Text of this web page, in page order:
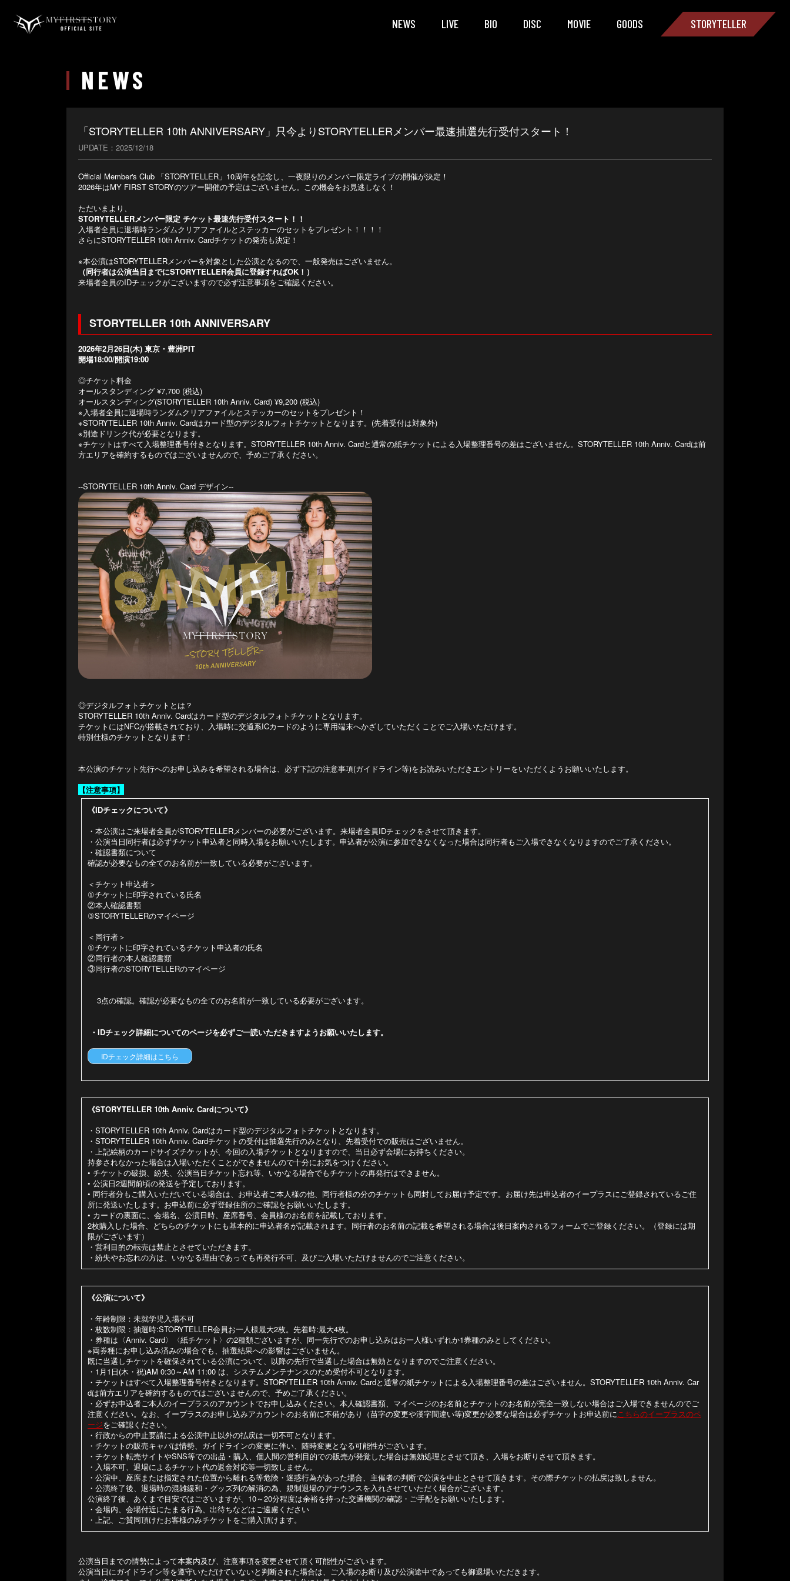
STORYTELLER
NEWS LIVE BIO DISC MOVIE GOODS
NEWS
「STORYTELLER 10th ANNIVERSARY」只今よりSTORYTELLERメンバー最速抽選先⾏受付スタート！
UPDATE 2025/12/18
Official Member's Club 「STORYTELLER」10周年を記念し、一夜限りのメンバー限定ライブの開催が決定！
2026年はMY FIRST STORYのツアー開催の予定はございません。この機会をお見逃しなく！
ただいまより、
STORYTELLERメンバー限定 チケット最速先行受付スタート！！
入場者全員に退場時ランダムクリアファイルとステッカーのセットをプレゼント！！！！
さらにSTORYTELLER 10th Anniv. Cardチケットの発売も決定！
※本公演はSTORYTELLERメンバーを対象とした公演となるので、一般発売はございません。
（同行者は公演当日までにSTORYTELLER会員に登録すればOK！）
来場者全員のIDチェックがございますので必ず注意事項をご確認ください。
STORYTELLER 10th ANNIVERSARY
2026年2月26日(木) 東京・豊洲PIT
開場18:00/開演19:00
◎チケット料金
オールスタンディング ¥7,700 (税込)
オールスタンディング(STORYTELLER 10th Anniv. Card) ¥9,200 (税込)
※入場者全員に退場時ランダムクリアファイルとステッカーのセットをプレゼント！
※STORYTELLER 10th Anniv. Cardはカード型のデジタルフォトチケットとなります。(先着受付は対象外)
※別途ドリンク代が必要となります。
※チケットはすべて入場整理番号付きとなります。STORYTELLER 10th Anniv. Cardと通常の紙チケットによる入場整理番号の差はございません。STORYTELLER 10th Anniv. Cardは前
方エリアを確約するものではございませんので、予めご了承ください。
--STORYTELLER 10th Anniv. Card デザイン--
◎デジタルフォトチケットとは？
STORYTELLER 10th Anniv. Cardはカード型のデジタルフォトチケットとなります。
チケットにはNFCが搭載されており、入場時に交通系ICカードのように専用端末へかざしていただくことでご入場いただけます。
特別仕様のチケットとなります！
本公演のチケット先行へのお申し込みを希望される場合は、必ず下記の注意事項(ガイドライン等)をお読みいただきエントリーをいただくようお願いいたします。
【注意事項】
《IDチェックについて》
・本公演はご来場者全員がSTORYTELLERメンバーの必要がございます。来場者全員IDチェックをさせて頂きます。
・公演当日同行者は必ずチケット申込者と同時入場をお願いいたします。申込者が公演に参加できなくなった場合は同行者もご入場できなくなりますのでご了承ください。
・確認書類について
確認が必要なもの全てのお名前が一致している必要がございます。
＜チケット申込者＞
①チケットに印字されている氏名
②本人確認書類
③STORYTELLERのマイページ
＜同行者＞
①チケットに印字されているチケット申込者の氏名
②同行者の本人確認書類
③同行者のSTORYTELLERのマイページ
3点の確認。確認が必要なもの全てのお名前が一致している必要がございます。
・IDチェック詳細についてのページを必ずご一読いただきますようお願いいたします。
IDチェック詳細はこちら
《STORYTELLER 10th Anniv. Cardについて》
・STORYTELLER 10th Anniv. Cardはカード型のデジタルフォトチケットとなります。
・STORYTELLER 10th Anniv. Cardチケットの受付は抽選先行のみとなり、先着受付での販売はございません。
・上記絵柄のカードサイズチケットが、今回の入場チケットとなりますので、当日必ず会場にお持ちください。
持参されなかった場合は入場いただくことができませんので十分にお気をつけください。
• チケットの破損、紛失、公演当日チケット忘れ等、いかなる場合でもチケットの再発行はできません。
• 公演日2週間前頃の発送を予定しております。
• 同行者分もご購入いただいている場合は、お申込者ご本人様の他、同行者様の分のチケットも同封してお届け予定です。お届け先は申込者のイープラスにご登録されているご住
所に発送いたします。お申込前に必ず登録住所のご確認をお願いいたします。
• カードの裏面に、会場名、公演日時、座席番号、会員様のお名前を記載しております。
2枚購入した場合、どちらのチケットにも基本的に申込者名が記載されます。同行者のお名前の記載を希望される場合は後日案内されるフォームでご登録ください。（登録には期
限がございます）
・営利目的の転売は禁止とさせていただきます。
・紛失やお忘れの方は、いかなる理由であっても再発行不可、及びご入場いただけませんのでご注意ください。
《公演について》
・年齢制限：未就学児⼊場不可
・枚数制限：抽選時:STORYTELLER会員お一人様最大2枚。先着時:最大4枚。
・券種は〈Anniv. Card〉〈紙チケット〉の2種類ございますが、同一先行でのお申し込みはお一人様いずれか1券種のみとしてください。
※両券種にお申し込み済みの場合でも、抽選結果への影響はございません。
既に当選しチケットを確保されている公演について、以降の先行で当選した場合は無効となりますのでご注意ください。
・1月1日(木・祝)AM 0:30～AM 11:00 は、システムメンテナンスのため受付不可となります。
・チケットはすべて入場整理番号付きとなります。STORYTELLER 10th Anniv. Cardと通常の紙チケットによる入場整理番号の差はございません。STORYTELLER 10th Anniv. Car
dは前方エリアを確約するものではございませんので、予めご了承ください。
・必ずお申込者ご本人のイープラスのアカウントでお申し込みください。本人確認書類、マイページのお名前とチケットのお名前が完全一致しない場合はご入場できませんのでご
注意ください。なお、イープラスのお申し込みアカウントのお名前に不備があり（苗字の変更や漢字間違い等)変更が必要な場合は必ずチケットお申込前に こちらのイープラスのペ
ージをご確認ください。
・行政からの中止要請による公演中止以外の払戻は一切不可となります。
・チケットの販売キャパは情勢、ガイドラインの変更に伴い、随時変更となる可能性がございます。
・チケット転売サイトやSNS等での出品・購⼊、個人間の営利目的での販売が発覚した場合は無効処理とさせて頂き、⼊場をお断りさせて頂きます。
・入場不可、退場によるチケット代の返金対応等一切致しません。
・公演中、座席または指定された位置から離れる等危険・迷惑行為があった場合、主催者の判断で公演を中止とさせて頂きます。その際チケットの払戻は致しません。
・公演終了後、退場時の混雑緩和・グッズ列の解消の為、規制退場のアナウンスを入れさせていただく場合がございます。
公演終了後、あくまで目安ではございますが、10～20分程度は余裕を持った交通機関の確認・ご手配をお願いいたします。
・会場内、会場付近にたまる行為、出待ちなどはご遠慮ください
・上記、ご賛同頂けたお客様のみチケットをご購入頂けます。
公演当日までの情勢によって本案内及び、注意事項を変更させて頂く可能性がございます。
公演当日にガイドライン等を遵守いただけていないと判断された場合は、ご入場のお断り及び公演途中であっても御退場いただきます。